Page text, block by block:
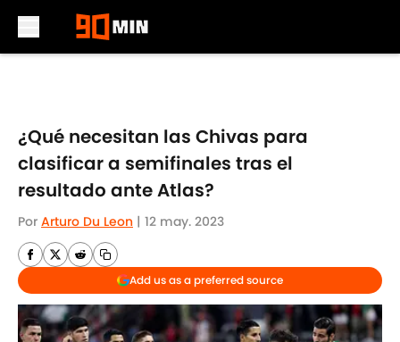
¿Qué necesitan las Chivas para
clasificar a semifinales tras el
resultado ante Atlas?
Por Arturo Du Leon | 12 may. 2023
Add us as a preferred source